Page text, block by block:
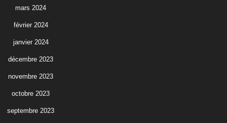
mars 2024
février 2024
janvier 2024
décembre 2023
novembre 2023
octobre 2023
septembre 2023